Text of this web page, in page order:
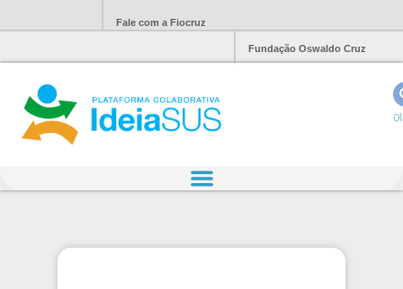
Fale com a Fiocruz
Fundação Oswaldo Cruz